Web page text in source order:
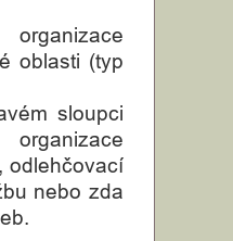
oblasti (typ
sloupci
odlehčovací
nebo zda